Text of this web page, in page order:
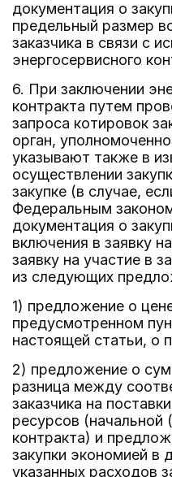
документация о
предельный размер
заказчика в связи с
энергосервисного
6. При заключении
контракта путем
запроса котировок
орган,
указывают также в
осуществлении
закупке (в случае,
Федеральным
документация о
включения в заявку
заявку на участие в
из следующих
1) предложение о
предусмотренном
настоящей статьи, о
2) предложение о
разница между
заказчика на
ресурсов (начальной
контракта) и
закупки экономией
указанных расходов